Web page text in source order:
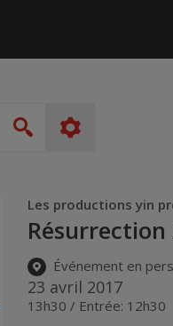
Rechercher
Les productions yin
Événement en
23 avril 2017
13h30 / Entrée: 12h30